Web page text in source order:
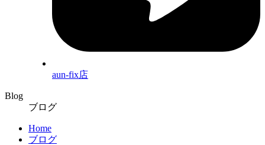
aun-fix店
Blog
ブログ
Home
ブログ